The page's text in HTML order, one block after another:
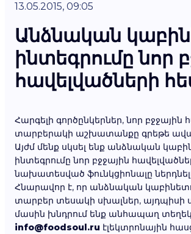
13.05.2015, 09:05
Անձնական
ինտեգրումը նոր
հավելվածների
Հարգելի գործընկերներ, նոր բջջային
տարբերակի աշխատանքը գրեթե
Այժմ մենք սկսել ենք անձնական
ինտեգրումը նոր բջջային
նախատեսված ֆունկցիոնալը
Հնարավոր է, որ անձնական
տարբեր տեսակի սխալներ, այդպիսի
մասին խնդրում ենք անհապաղ
info@foodsoul.ru էլեկտրոնային